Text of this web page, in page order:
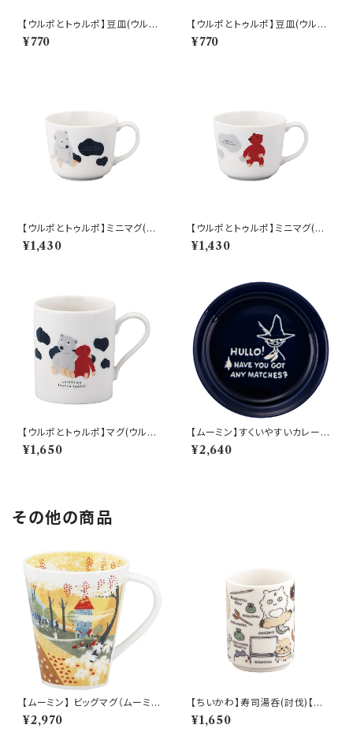
【ウルポとトゥルポ】豆皿(ウル
ポ)【ULP10】
¥770
【ウルポとトゥルポ】豆皿(ウルポ
とトゥルポ)【ULP10】
¥770
【ウルポとトゥルポ】ミニマグ(ウ
ルポ)【ULP10】
¥1,430
【ウルポとトゥルポ】ミニマグ(ト
ゥルポ)【ULP10】
¥1,430
【ウルポとトゥルポ】マグ(ウルポ
とトゥルポ)【ULP10】
¥1,650
【ムーミン】すくいやすいカレー皿
（スナフキン）【MM9000】MM
9003-320
¥2,640
その他の商品
【ムーミン】 ビッグマグ（ムーミン
ハウス）【MM3200】MM3204
-35
¥2,970
【ちいかわ】寿司湯呑(討伐)【CK
W50】CKW52-327
¥1,650